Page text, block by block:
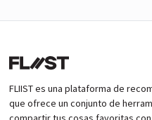
FLIIST es una plataforma de
que ofrece un conjunto de